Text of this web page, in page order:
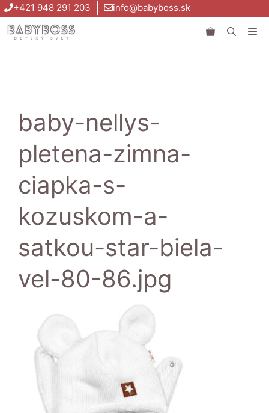
Preskočiť
na
obsah
+421 948 291 203 info@babyboss.sk
baby-nellys-
pletena-zimna-
ciapka-s-
kozuskom-a-
satkou-star-biela-
vel-80-86.jpg